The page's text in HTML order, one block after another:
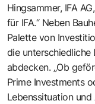
Hingsammer, IFA
für IFA.“ Neben
Palette von
die unterschiedliche
abdecken. „Ob
Prime Investments
Lebenssituation